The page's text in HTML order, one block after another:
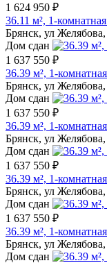
1 624 950 ₽
36.11 м², 1-
Брянск, ул
Дом сдан
1 637 550 ₽
36.39 м², 1-
Брянск, ул
Дом сдан
1 637 550 ₽
36.39 м², 1-
Брянск, ул
Дом сдан
1 637 550 ₽
36.39 м², 1-
Брянск, ул
Дом сдан
1 637 550 ₽
36.39 м², 1-
Брянск, ул
Дом сдан